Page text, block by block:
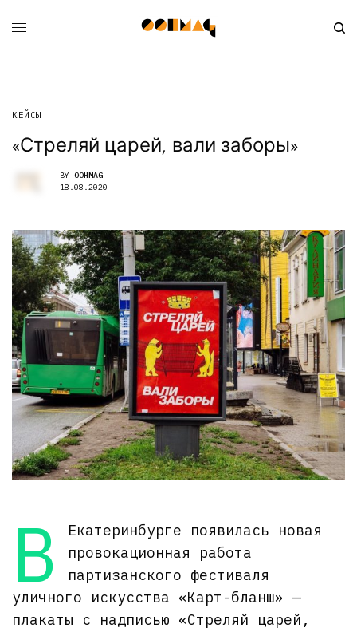
КЕЙСЫ
«Стреляй царей, вали заборы»
BY OOHMAG
18.08.2020
В
Екатеринбурге появилась новая
провокационная работа
партизанского фестиваля
уличного искусства «Карт-бланш» —
плакаты с надписью «Стреляй царей,